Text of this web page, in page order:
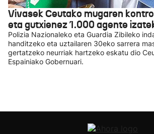
Vivasek Ceutako mugaren
eta gutxienez 1.000 agente
Polizia Nazionaleko eta Guardia Zibileko
handitzeko eta uztailaren 30eko sarrera
gertatzeko neurriak hartzeko eskatu dio
Espainiako Gobernuari.